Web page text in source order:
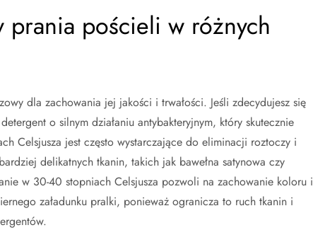
prania pościeli w różnych
dla zachowania jej jakości i trwałości. Jeśli zdecydujesz się
o silnym działaniu antybakteryjnym, który skutecznie
Celsjusza jest często wystarczające do eliminacji roztoczy i
delikatnych tkanin, takich jak bawełna satynowa czy
w 30-40 stopniach Celsjusza pozwoli na zachowanie koloru i
załadunku pralki, ponieważ ogranicza to ruch tkanin i